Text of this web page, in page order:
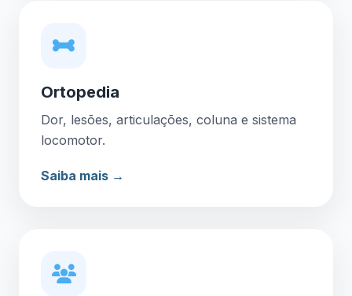
Ortopedia
Dor, lesões, articulações, coluna e sistema
locomotor.
Saiba mais →